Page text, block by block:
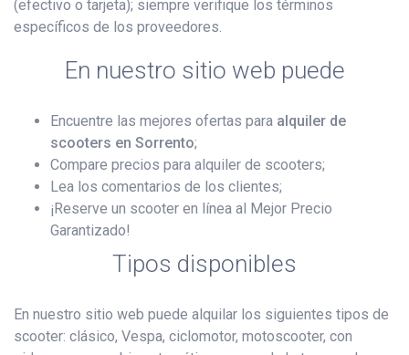
(efectivo o tarjeta); siempre verifique los términos
específicos de los proveedores.
En nuestro sitio web puede
Encuentre las mejores ofertas para alquiler de
scooters en Sorrento;
Compare precios para alquiler de scooters;
Lea los comentarios de los clientes;
¡Reserve un scooter en línea al Mejor Precio
Garantizado!
Tipos disponibles
En nuestro sitio web puede alquilar los siguientes tipos de
scooter: clásico, Vespa, ciclomotor, motoscooter, con